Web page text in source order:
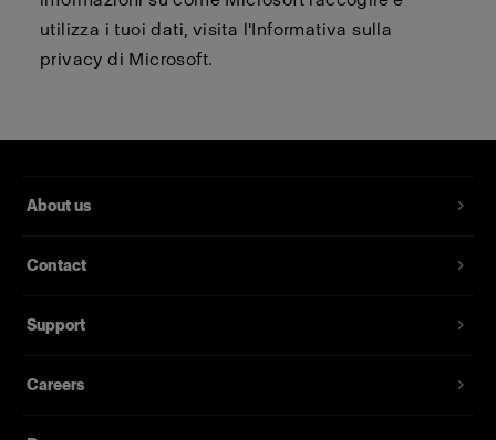
utilizza i tuoi dati, visita l'Informativa sulla
privacy di Microsoft.
About us
Contact
Support
Careers